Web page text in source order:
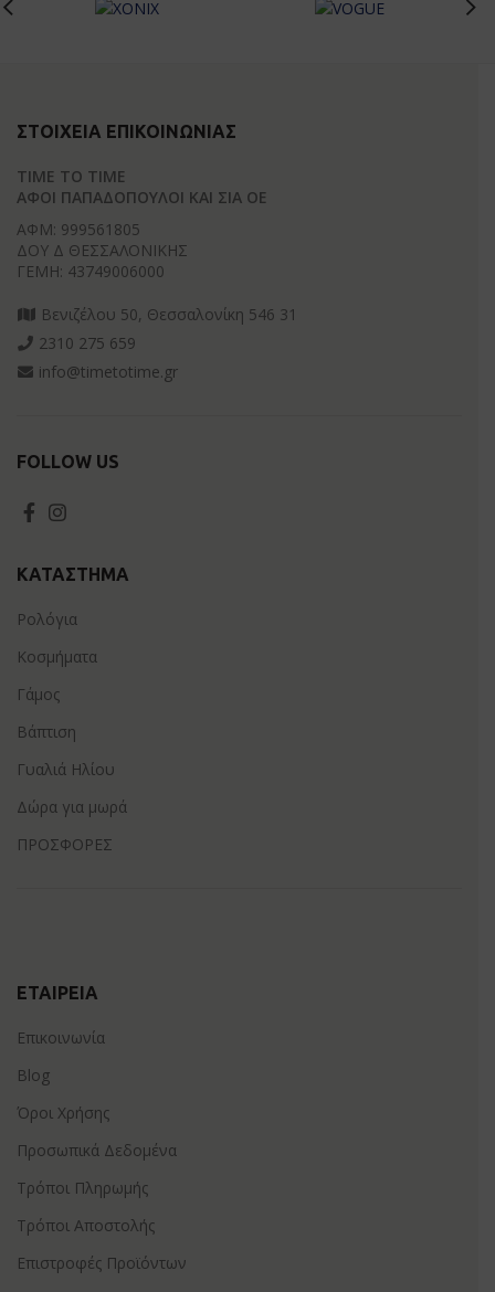
ΣΤΟΙΧΕΊΑ ΕΠΙΚΟΙΝΩΝΊΑΣ
TIME TO TIME
ΑΦΟΙ ΠΑΠΑΔΟΠΟΥΛΟΙ ΚΑΙ ΣΙΑ ΟΕ
ΑΦΜ: 999561805
ΔΟΥ Δ ΘΕΣΣΑΛΟΝΙΚΗΣ
ΓΕΜΗ: 43749006000
Βενιζέλου 50, Θεσσαλονίκη 546 31
2310 275 659
info@timetotime.gr
FOLLOW US
ΚΑΤΆΣΤΗΜΑ
Ρολόγια
Κοσμήματα
Γάμος
Βάπτιση
Γυαλιά Ηλίου
Δώρα για μωρά
ΠΡΟΣΦΟΡΕΣ
ΕΤΑΙΡΕΊΑ
Επικοινωνία
Blog
Όροι Χρήσης
Προσωπικά Δεδομένα
Τρόποι Πληρωμής
Τρόποι Αποστολής
Επιστροφές Προϊόντων